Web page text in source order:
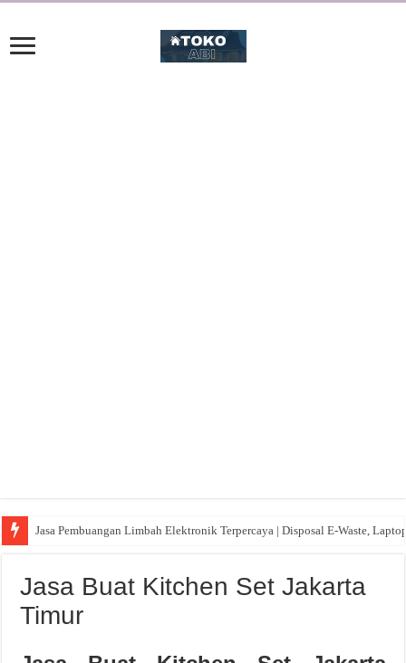
Jasa Pembuangan Limbah Elektronik Terpercaya | Disposal E-Waste,
Jasa Buat Kitchen Set Jakarta
Timur